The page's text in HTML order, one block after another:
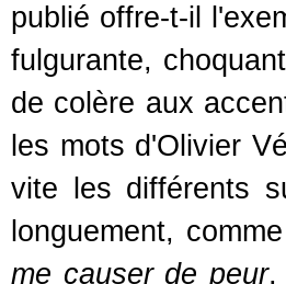
publié offre-t-il
fulgurante,
de colère aux
les mots d'Olivier
vite les différents
longuement,
me causer de peur,